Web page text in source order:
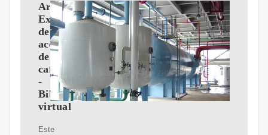
Artículo:
Extracción
de
aceite
de
café
-
Biblioteca
virtual
Este